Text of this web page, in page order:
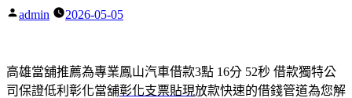
作
admin 2026-05-05
高雄當舖推薦為專業鳳山汽車借款3點 16分 52秒 借款獨特公
司保證低利彰化當舖彰化支票貼現放款快速的借錢管道為您解